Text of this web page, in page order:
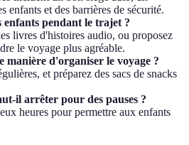
enfants et des barrières de sécurité.
pendant le trajet ?
livres d'histoires audio, ou proposez
le voyage plus agréable.
manière d'organiser le voyage ?
et préparez des sacs de snacks
il arrêter pour des pauses ?
heures pour permettre aux enfants